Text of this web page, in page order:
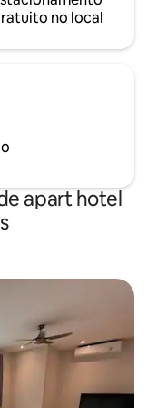
no local
apart hotel